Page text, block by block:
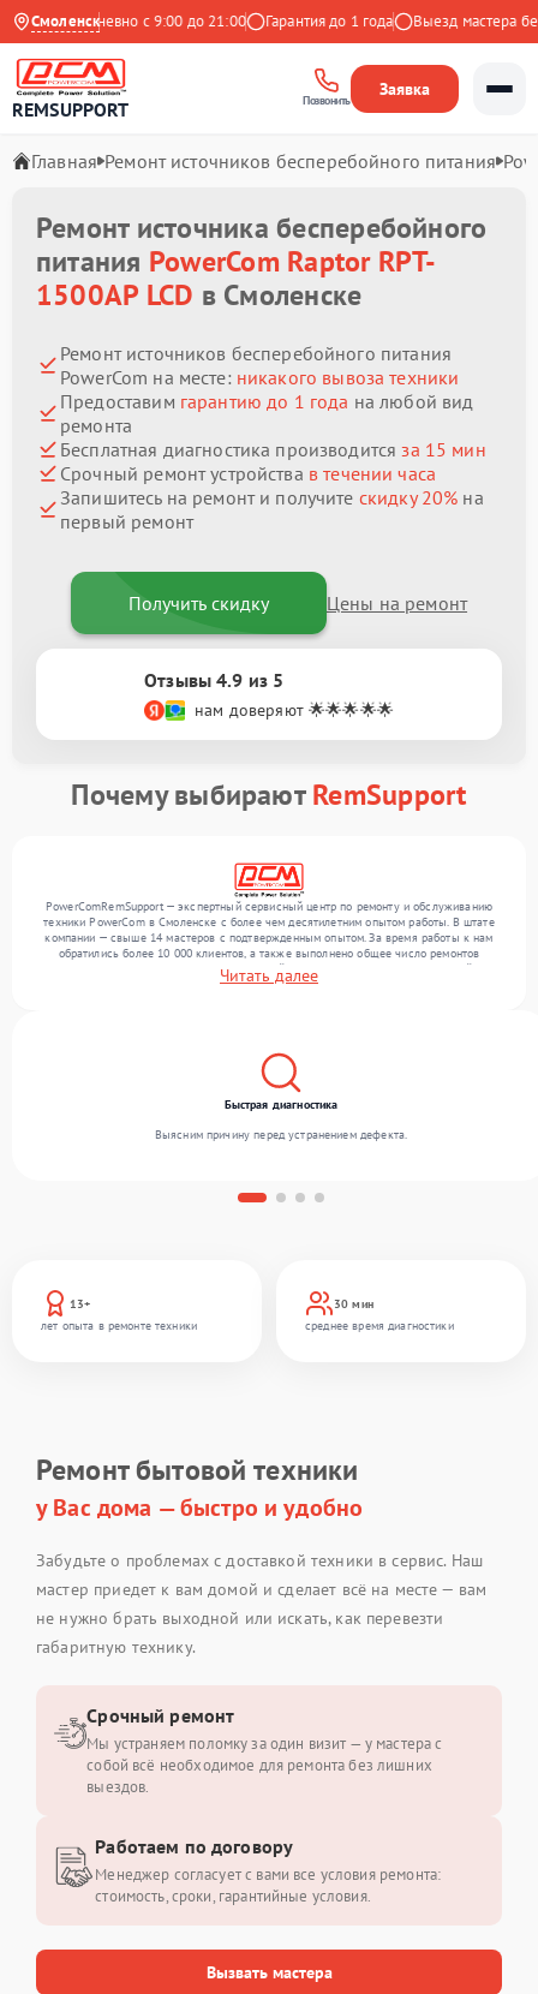
Смоленск
Ежедневно с 9:00 до 21:00 Гарантия до 1 года Выезд мастера
REMSUPPORT Позвонить
Заявка
Главная Ремонт источников бесперебойного питания
Ремонт источника бесперебойного
питания PowerCom Raptor RPT-
1500AP LCD в Смоленске
Ремонт источников бесперебойного питания
PowerCom на месте: никакого вывоза техники
Предоставим гарантию до 1 года на любой вид
ремонта
Бесплатная диагностика производитсяза 15 мин
Срочный ремонт устройства в течении часа
Запишитесь на ремонт и получите скидку 20% на
первый ремонт
Получить скидку Цены на ремонт
Отзывы 4.9 из 5
нам доверяют 🌟🌟🌟🌟🌟
Почему выбираютRemSupport
PowerComRemSupport — экспертный сервисный центр по ремонту и обслуживанию
техники PowerCom в Смоленске с более чем десятилетним опытом работы. В штате
компании — свыше 14 мастеров с подтвержденным опытом. За время работы к нам
обратились более 10 000 клиентов, а также выполнено общее число ремонтов
превысило 12 000. Ежемесячно в сервисный центр поступает более 300 устройств,
включая , , . Мы работаем с широким спектром неисправностей и поддерживаем
Читать далее
13+
лет опыта в ремонте техники
30 мин
среднее время диагностики
Быстрая диагностика
Выясним причину перед устранением дефекта.
Ремонт бытовой техники
у Вас дома — быстро и удобно
Забудьте о проблемах с доставкой техники в сервис. Наш
мастер приедет к вам домой и сделает всё на месте — вам
не нужно брать выходной или искать, как перевезти
габаритную технику.
Вызвать мастера
Срочный ремонт
Мы устраняем поломку за один визит — у мастера с
собой всё необходимое для ремонта без лишних
выездов.
Работаем по договору
Менеджер согласует с вами все условия ремонта:
стоимость, сроки, гарантийные условия.